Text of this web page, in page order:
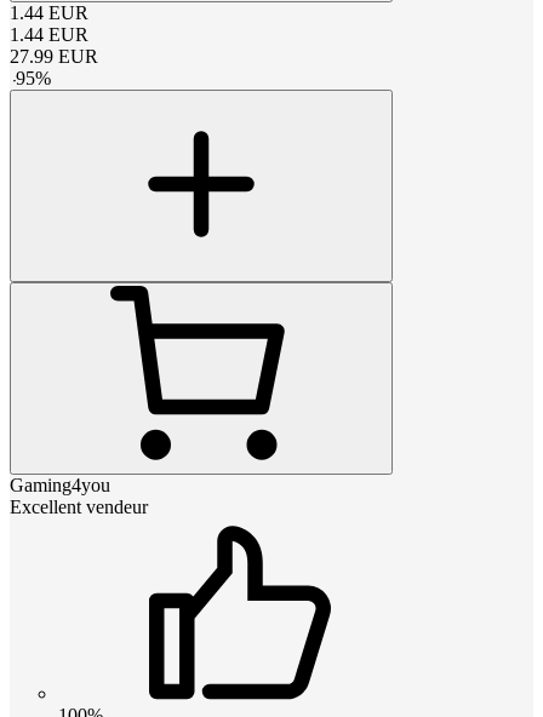
1.44 EUR
1.44 EUR
27.99 EUR
-95%
Gaming4you
Excellent vendeur